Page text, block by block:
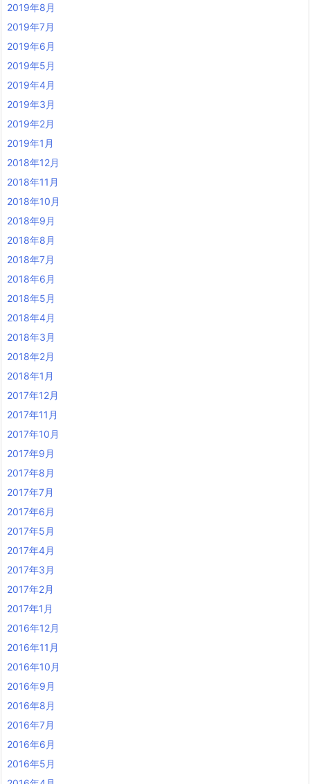
2019年8月
2019年7月
2019年6月
2019年5月
2019年4月
2019年3月
2019年2月
2019年1月
2018年12月
2018年11月
2018年10月
2018年9月
2018年8月
2018年7月
2018年6月
2018年5月
2018年4月
2018年3月
2018年2月
2018年1月
2017年12月
2017年11月
2017年10月
2017年9月
2017年8月
2017年7月
2017年6月
2017年5月
2017年4月
2017年3月
2017年2月
2017年1月
2016年12月
2016年11月
2016年10月
2016年9月
2016年8月
2016年7月
2016年6月
2016年5月